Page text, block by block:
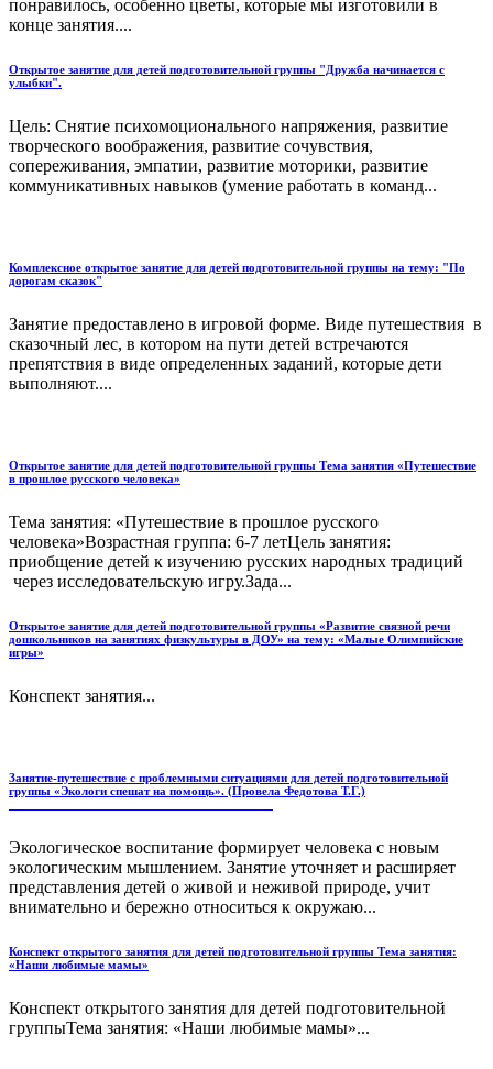
понравилось, особенно цветы, которые мы изготовили в
конце занятия....
Открытое занятие для детей подготовительной группы "Дружба начинается с
улыбки".
Цель: Снятие психомоционального напряжения, развитие
творческого воображения, развитие сочувствия,
сопереживания, эмпатии, развитие моторики, развитие
коммуникативных навыков (умение работать в команд...
Комплексное открытое занятие для детей подготовительной группы на тему: "По
дорогам сказок"
Занятие предоставлено в игровой форме. Виде путешествия в
сказочный лес, в котором на пути детей встречаются
препятствия в виде определенных заданий, которые дети
выполняют....
Открытое занятие для детей подготовительной группы Тема занятия «Путешествие
в прошлое русского человека»
Тема занятия: «Путешествие в прошлое русского
человека»Возрастная группа: 6-7 летЦель занятия:
приобщение детей к изучению русских народных традиций
через исследовательскую игру.Зада...
Открытое занятие для детей подготовительной группы «Развитие связной речи
дошкольников на занятиях физкультуры в ДОУ» на тему: «Малые Олимпийские
игры»
Конспект занятия...
Занятие-путешествие с проблемными ситуациями для детей подготовительной
группы «Экологи спешат на помощь». (Провела Федотова Т.Г.)
Экологическое воспитание формирует человека с новым
экологическим мышлением. Занятие уточняет и расширяет
представления детей о живой и неживой природе, учит
внимательно и бережно относиться к окружаю...
Конспект открытого занятия для детей подготовительной группы Тема занятия:
«Наши любимые мамы»
Конспект открытого занятия для детей подготовительной
группыТема занятия: «Наши любимые мамы»...